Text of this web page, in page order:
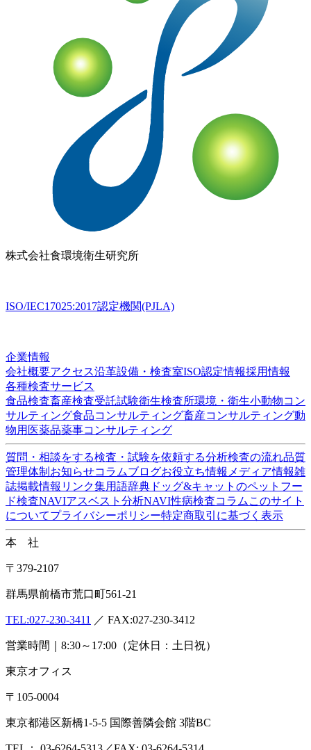
Copyrights(C) Shokukanken Inc. All Rights Reserved.
027-230-3411【受付】 平日 8:30〜17:00